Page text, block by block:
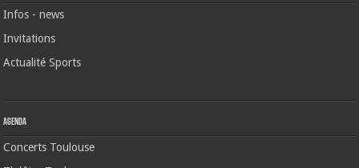
Infos - news
Invitations
Actualité Sports
Agenda
Concerts Toulouse